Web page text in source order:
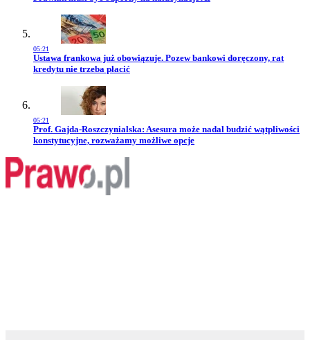
05:21
Przejdź do artykułu:
Ustawa frankowa już obowiązuje. Pozew bankowi doręczony, rat
kredytu nie trzeba płacić
05:21
Przejdź do artykułu:
Prof. Gajda-Roszczynialska: Asesura może nadal budzić wątpliwości
konstytucyjne, rozważamy możliwe opcje